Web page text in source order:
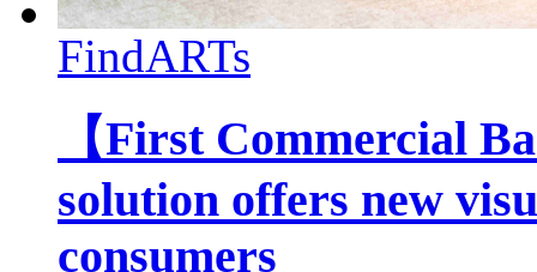
FindARTs
【First Commercial
solution offers new
consumers